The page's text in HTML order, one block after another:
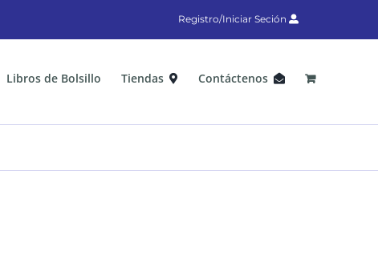
Registro/Iniciar Seción
Libros de Bolsillo Tiendas Contáctenos